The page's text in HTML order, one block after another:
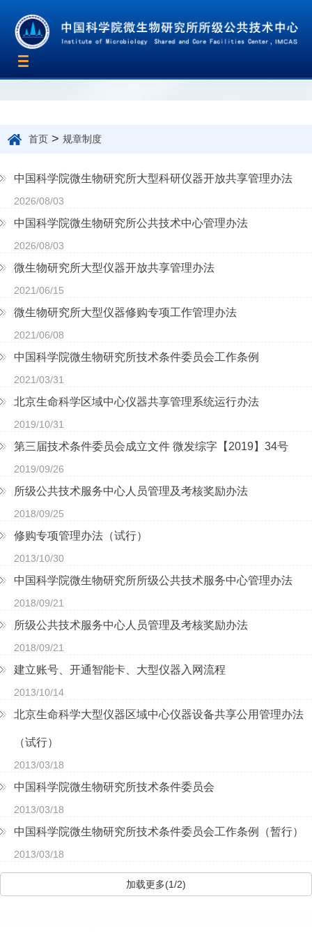
首页 > 规章制度
中国科学院微生物研究所大型科研仪器开放共享管理办法
2026/08/03
中国科学院微生物研究所公共技术中心管理办法
2026/08/03
微生物研究所大型仪器开放共享管理办法
2021/06/15
微生物研究所大型仪器修购专项工作管理办法
2021/06/08
中国科学院微生物研究所技术条件委员会工作条例
2021/03/31
北京生命科学区域中心仪器共享管理系统运行办法
2019/10/31
第三届技术条件委员会成立文件 微发综字【2019】34号
2019/09/26
所级公共技术服务中心人员管理及考核奖励办法
2018/09/25
修购专项管理办法（试行）
2013/10/30
中国科学院微生物研究所所级公共技术服务中心管理办法
2018/09/21
所级公共技术服务中心人员管理及考核奖励办法
2018/09/21
建立账号、开通智能卡、大型仪器入网流程
2013/10/14
北京生命科学大型仪器区域中心仪器设备共享公用管理办法
（试行）
2013/03/18
中国科学院微生物研究所技术条件委员会
2013/03/18
中国科学院微生物研究所技术条件委员会工作条例（暂行）
2013/03/18
加载更多(1/2)